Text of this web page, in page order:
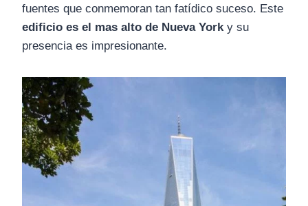
fuentes que conmemoran tan fatídico suceso. Este
edificio es el mas alto de Nueva Yorky su
presencia es impresionante.